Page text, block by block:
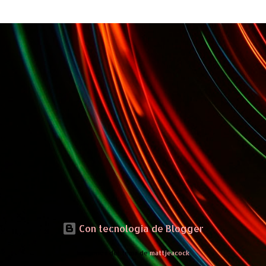
Con tecnología de Blogger
Imágenes del tema demattjeacock